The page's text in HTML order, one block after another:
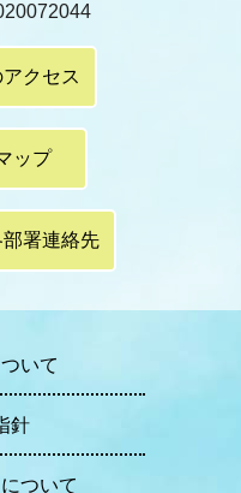
クセス
ップ
署連絡先
いて
針
ついて